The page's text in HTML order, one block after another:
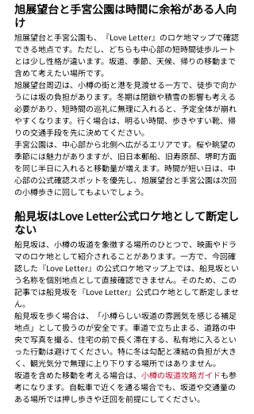
旭展望台と手宮公園は時間に余裕がある人向
け
旭展望台と手宮公園も、『Love Letter』のロケ地マップで確認
できる地点です。ただし、どちらも中心部の短時間徒歩ルート
とは少し性格が違います。坂道、季節、天候、帰りの移動まで
含めて考えたい場所です。
旭展望台周辺は、小樽の街と港を見渡せる一方で、徒歩で向か
うには坂の負担があります。冬期は閉鎖や積雪の影響も考える
必要があり、短時間の巡礼に無理に入れると、予定全体が崩れ
やすくなります。行く場合は、明るい時間、歩きやすい靴、帰
りの交通手段を先に決めてください。
手宮公園は、中心部から北側へ広がるエリアです。桜や眺望の
季節には魅力がありますが、旧日本郵船、旧寿原邸、堺町方面
を同じ半日に入れると移動量が増えます。時間が短い日は、中
心部の公式確認スポットを優先し、旭展望台と手宮公園は次回
の小樽歩きに回してもよいでしょう。
船見坂はLove Letter公式ロケ地として断定し
ない
船見坂は、小樽の坂道を象徴する場所のひとつで、映画やドラ
マのロケ地として紹介されることがあります。一方で、今回確
認した『Love Letter』の公式ロケ地マップ上では、船見坂とい
う名称を個別地点として直接確認できません。そのため、この
記事では船見坂を『Love Letter』公式ロケ地として断定しませ
ん。
船見坂を歩く場合は、「小樽らしい坂道の雰囲気を感じる補足
地点」として扱うのが安全です。車道で立ち止まる、道路の中
央で写真を撮る、住宅の前で長く滞在する、私有地に入るとい
った行動は避けてください。特に冬は勾配と凍結の負担が大き
く、観光気分で無理に上り下りする場所ではありません。
坂道を含めた移動を考える場合は、 小樽の坂道攻略ガイドも参
考になります。自転車で近くを通る場合でも、坂道や交通量の
ある場所では押し歩きや迂回を前提にしてください。